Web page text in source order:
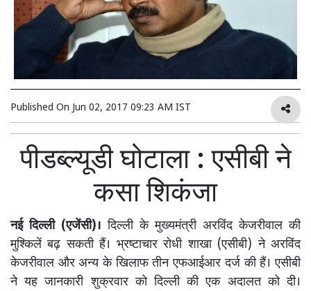
Published On Jun 02, 2017 09:23 AM IST
पीडब्ल्यूडी घोटाला : एसीबी ने
कसा शिकंजा
नई दिल्ली (एजेंसी)। दिल्ली के मुख्यमंत्री अरविंद केजरीवाल की
मुश्किलें बढ़ सकती हैं। भ्रष्टाचार रोधी शाखा (एसीबी) ने अरविंद
केजरीवाल और अन्य के खिलाफ तीन एफआईआर दर्ज की हैं। एसीबी
ने यह जानकारी शुक्रवार को दिल्ली की एक अदालत को दी।